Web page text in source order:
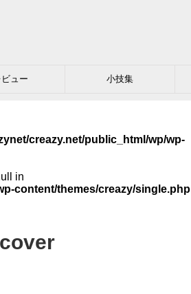
ビュー 小技集
creazy.net/public_html/wp/wp-
in
content/themes/creazy/single.php